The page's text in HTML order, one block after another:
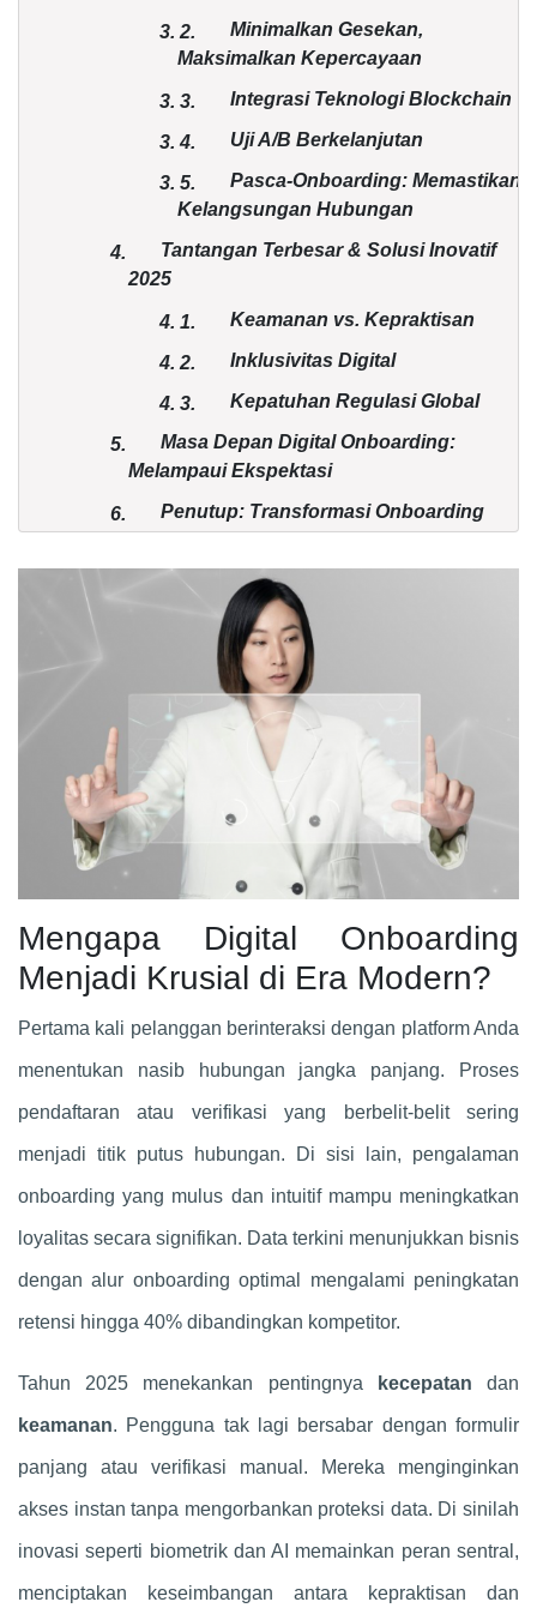
3. 2.
Minimalkan Gesekan,
Maksimalkan Kepercayaan
3. 3. Integrasi Teknologi Blockchain
3.4. Uji A/B Berkelanjutan
3. 5.
Pasca-Onboarding: Memastikan
Kelangsungan Hubungan
4.
Tantangan Terbesar & Solusi Inovatif
2025
4. 1. Keamanan vs. Kepraktisan
4. 2. Inklusivitas Digital
4. 3. Kepatuhan Regulasi Global
5.
Masa Depan Digital Onboarding:
Melampaui Ekspektasi
6.
Penutup: Transformasi Onboarding
Mengapa Digital Onboarding
Menjadi Krusial di Era Modern?
Pertama kali pelanggan berinteraksi dengan platform Anda
menentukan nasib hubungan jangka panjang. Proses
pendaftaran atau verifikasi yang berbelit-belit sering
menjadi titik putus hubungan. Di sisi lain, pengalaman
onboarding yang mulus dan intuitif mampu meningkatkan
loyalitas secara signifikan. Data terkini menunjukkan bisnis
dengan alur onboarding optimal mengalami peningkatan
retensi hingga 40% dibandingkan kompetitor.
Tahun 2025 menekankan pentingnya kecepatan dan
keamanan. Pengguna tak lagi bersabar dengan formulir
panjang atau verifikasi manual. Mereka menginginkan
akses instan tanpa mengorbankan proteksi data. Di sinilah
inovasi seperti biometrik dan AI memainkan peran sentral,
menciptakan keseimbangan antara kepraktisan dan